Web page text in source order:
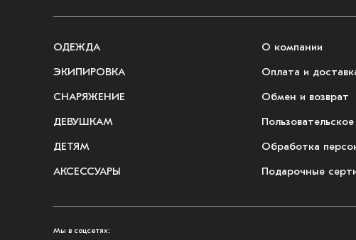
ОДЕЖДА
ЭКИПИРОВКА
СНАРЯЖЕНИЕ
ДЕВУШКАМ
ДЕТЯМ
АКСЕССУАРЫ
О компании
Оплата и
Обмен и возврат
Обработка
Подарочные
Мы в соцсетях: